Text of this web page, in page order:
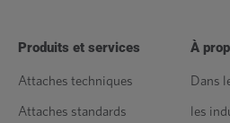
Produits et services
Attaches techniques
Attaches standards
À
Dans
les